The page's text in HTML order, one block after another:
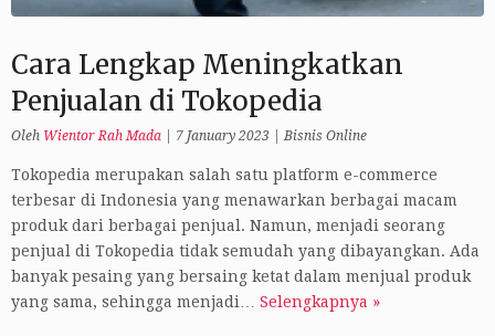
Cara Lengkap Meningkatkan
Penjualan di Tokopedia
Oleh Wientor Rah Mada 7 January 2023 |Bisnis Online
Tokopedia merupakan salah satu platform e-commerce
terbesar di Indonesia yang menawarkan berbagai macam
produk dari berbagai penjual. Namun, menjadi seorang
penjual di Tokopedia tidak semudah yang dibayangkan. Ada
banyak pesaing yang bersaing ketat dalam menjual produk
yang sama, sehingga menjadi… Selengkapnya »